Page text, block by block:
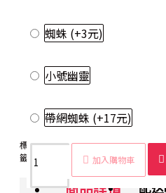
蜘蛛 (+3元)
小號幽靈
帶網蜘蛛 (+17元)
加入購物車
標
籤：
萬聖
蜂
巢
裝
飾
派
對
幽
靈
商品詳情 配